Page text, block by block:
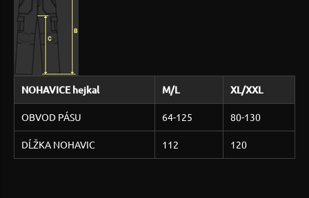
NOHAVICE hejkal M/L XL/XXL
OBVOD PÁSU 64-125 80-130
DĹŽKA NOHAVIC 112 120